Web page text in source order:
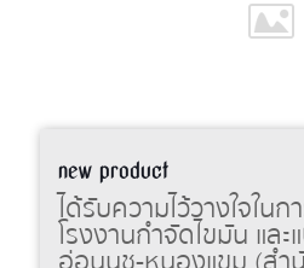
new product
ได้รับความไว้วางใจใน
โรงงานกำจัดไขมัน และ